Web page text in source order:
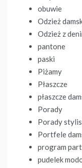
obuwie
Odzież
Odzież z
pantone
paski
Piżamy
Płaszcze
płaszcze
Porady
Porady
Portfele
program
pudelek